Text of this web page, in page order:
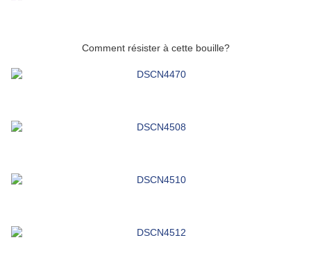
Comment résister à cette bouille?